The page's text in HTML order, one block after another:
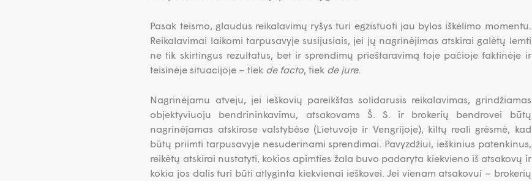
Pasak teismo, glaudus reikalavimų ryšys turi egzistuoti jau bylos iškėlimo momentu.
Reikalavimai laikomi tarpusavyje susijusiais, jei jų nagrinėjimas atskirai galėtų lemti
ne tik skirtingus rezultatus, bet ir sprendimų prieštaravimą toje pačioje faktinėje ir
teisinėje situacijoje – tiek de facto, tiek de jure.
Nagrinėjamu atveju, jei ieškovių pareikštas solidarusis reikalavimas, grindžiamas
objektyviuoju bendrininkavimu, atsakovams Š. S. ir brokerių bendrovei būtų
nagrinėjamas atskirose valstybėse (Lietuvoje ir Vengrijoje), kiltų reali grėsmė, kad
būtų priimti tarpusavyje nesuderinami sprendimai. Pavyzdžiui, ieškinius patenkinus,
reikėtų atskirai nustatyti, kokios apimties žala buvo padaryta kiekvieno iš atsakovų ir
kokia jos dalis turi būti atlyginta kiekvienai ieškovei. Jei vienam atsakovui – brokerių